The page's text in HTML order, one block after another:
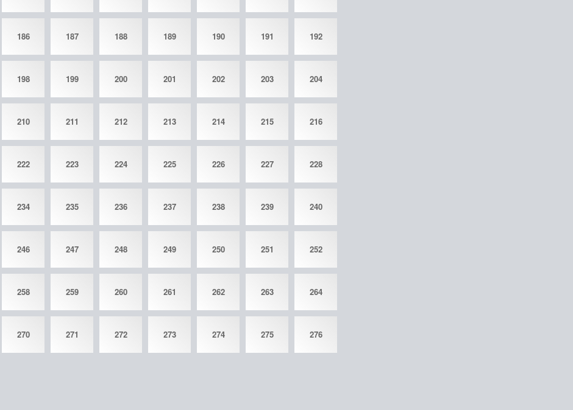
186 187 188 189 190 191 192
198 199 200 201 202 203 204
210 211 212 213 214 215 216
222 223 224 225 226 227 228
234 235 236 237 238 239 240
246 247 248 249 250 251 252
258 259 260 261 262 263 264
270 271 272 273 274 275 276